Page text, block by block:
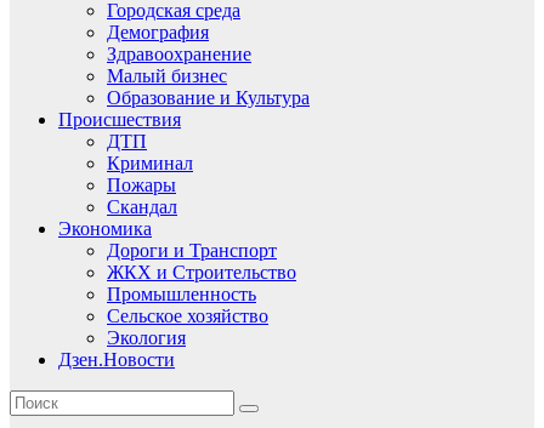
Городская среда
Демография
Здравоохранение
Малый бизнес
Образование и Культура
Происшествия
ДТП
Криминал
Пожары
Скандал
Экономика
Дороги и Транспорт
ЖКХ и Строительство
Промышленность
Сельское хозяйство
Экология
Дзен.Новости